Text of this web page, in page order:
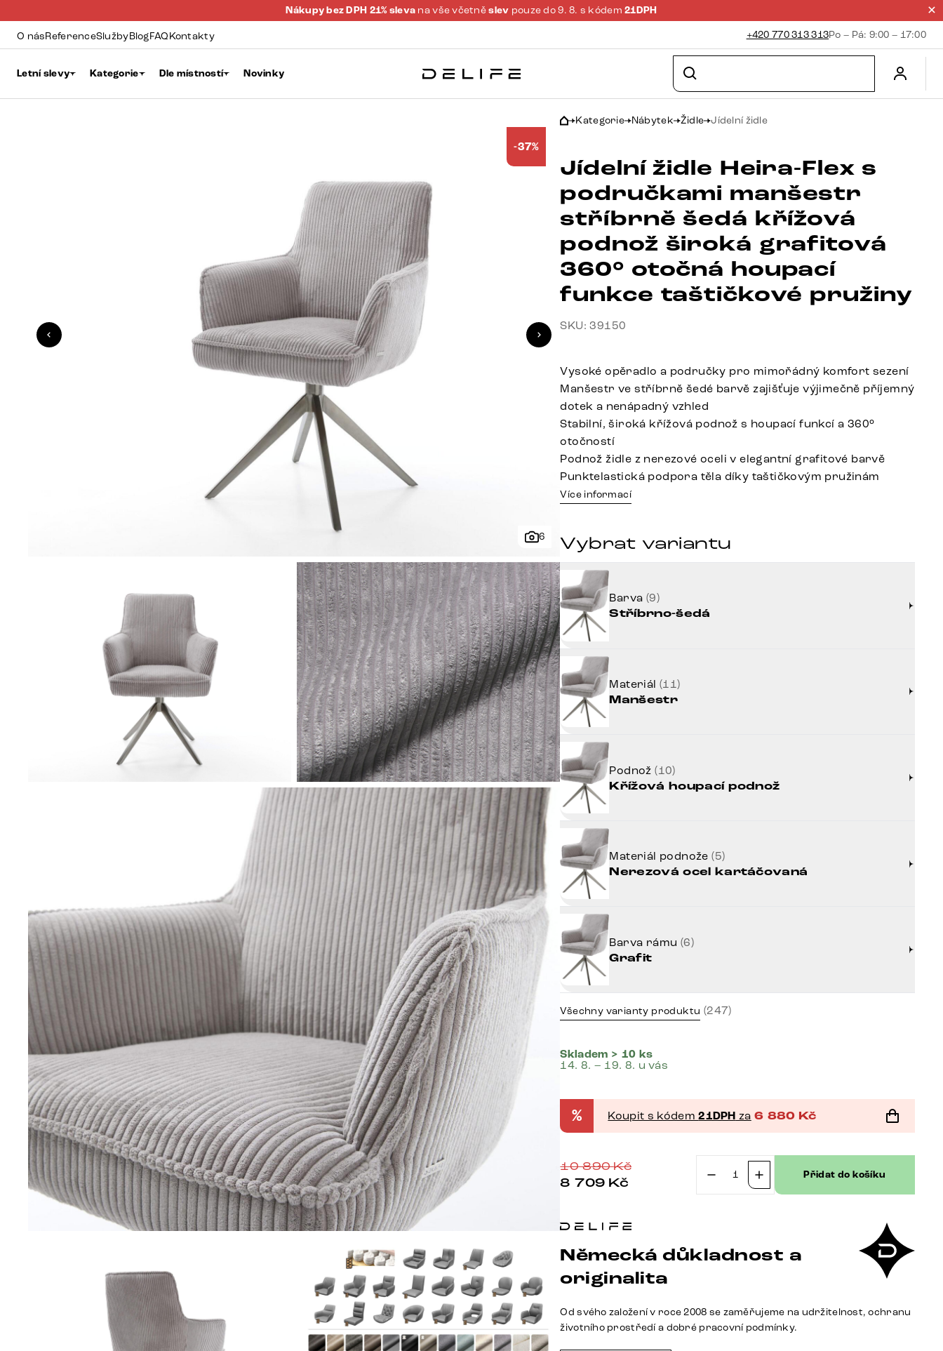
Nákupy bez DPH 21% sleva na vše včetněslev pouze do 9. 8. s kódem21DPH
O násReferenceSlužbyBlogFAQKontakty +420 770 313 313Po – Pá: 9:00 – 17:00
Letní slevy Kategorie Dle místností Novinky
6
-37%
Kategorie Nábytek Židle Jídelní židle
Jídelní židle Heira-Flex s
područkami manšestr
stříbrně šedá křížová
podnož široká grafitová
360° otočná houpací
funkce taštičkové pružiny
SKU: 39150
Vysoké opěradlo a područky pro mimořádný komfort sezení
Manšestr ve stříbrně šedé barvě zajišťuje výjimečně příjemný
dotek a nenápadný vzhled
Stabilní, široká křížová podnož s houpací funkcí a 360°
otočností
Podnož židle z nerezové oceli v elegantní grafitové barvě
Punktelastická podpora těla díky taštičkovým pružinám
Více informací
Vybrat variantu
Barva (9)
Stříbrno-šedá
Materiál (11)
Manšestr
Podnož(10)
Křížová houpací podnož
Materiál podnože(5)
Nerezová ocel kartáčovaná
Barva rámu (6)
Grafit
Všechny varianty produktu (247)
Skladem > 10 ks
14. 8. – 19. 8. u vás
% Koupit s kódem21DPH za 6 880 Kč
10 890Kč
8 709 Kč
s
stříbrně
šedá
Přidat do košíku
Německá důkladnost a
originalita
Od svého založení v roce 2008 se zaměřujeme na udržitelnost, ochranu
životního prostředí a dobré pracovní podmínky.